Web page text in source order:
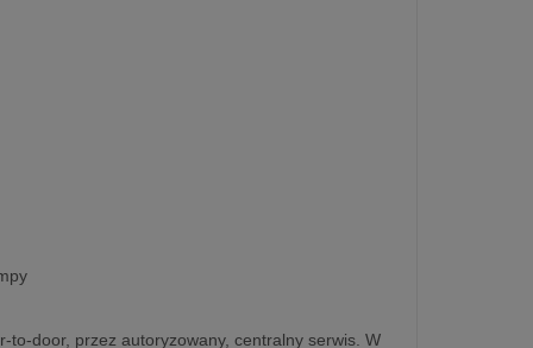
door, przez autoryzowany, centralny serwis. W